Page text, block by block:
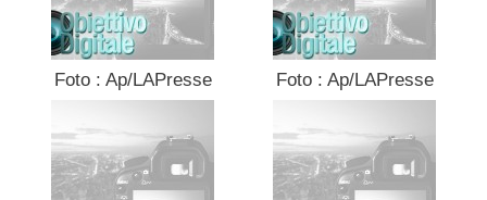
Foto : Ap/LAPresse Foto : Ap/LAPresse